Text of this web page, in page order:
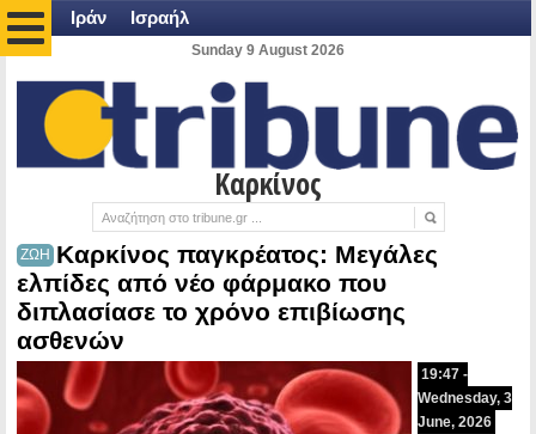
Ιράν Ισραήλ
Sunday 9 August 2026
Καρκίνος
ΖΩΗ Καρκίνος παγκρέατος: Μεγάλες
ελπίδες από νέο φάρμακο που
διπλασίασε το χρόνο επιβίωσης
ασθενών
19:47 -
Wednesday, 3
June, 2026